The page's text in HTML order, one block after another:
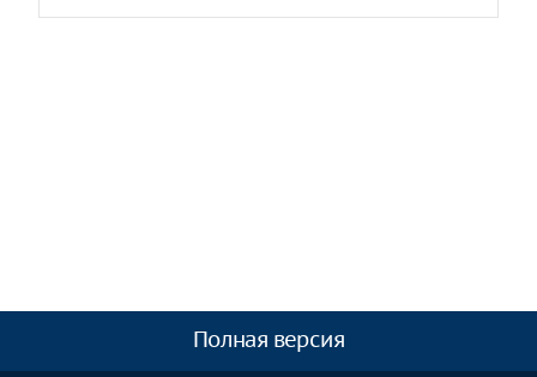
Полная версия